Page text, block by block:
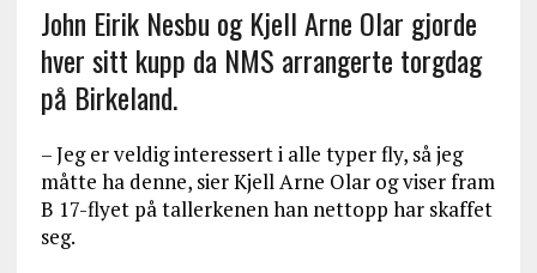
John Eirik Nesbu og Kjell Arne Olar gjorde
hver sitt kupp da NMS arrangerte torgdag
på Birkeland.
– Jeg er veldig interessert i alle typer fly, så jeg
måtte ha denne, sier Kjell Arne Olar og viser fram
B 17-flyet på tallerkenen han nettopp har skaffet
seg.